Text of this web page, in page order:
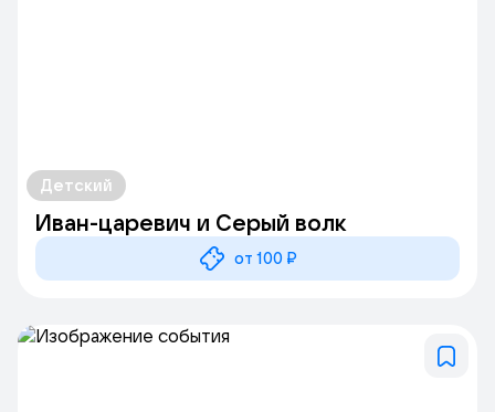
Детский
Иван-царевич и Серый волк
от 100 ₽